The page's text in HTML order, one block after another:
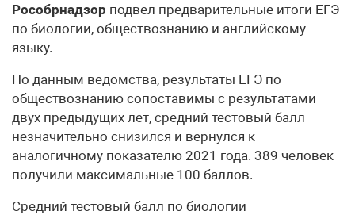
Рособрнадзор подвел предварительные итоги ЕГЭ
по биологии, обществознанию и английскому
языку.
По данным ведомства, результаты ЕГЭ по
обществознанию сопоставимы с результатами
двух предыдущих лет, средний тестовый балл
незначительно снизился и вернулся к
аналогичному показателю 2021 года. 389 человек
получили максимальные 100 баллов.
Средний тестовый балл по биологии